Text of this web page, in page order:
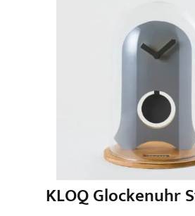
auf.
Die
können
auf
der
KLOQ Glockenuhr